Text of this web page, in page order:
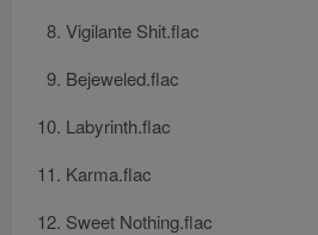
Vigilante Shit.flac
Bejeweled.flac
Labyrinth.flac
Karma.flac
Sweet Nothing.flac